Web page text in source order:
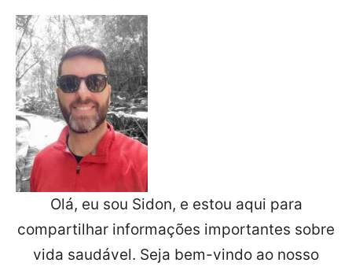
Olá, eu sou Sidon, e estou aqui para
compartilhar informações importantes sobre
vida saudável. Seja bem-vindo ao nosso